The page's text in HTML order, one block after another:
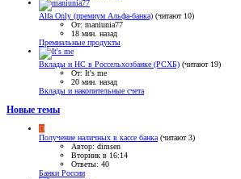
Alfa Only (премиум Альфа-банка) (читают 10)
От: maniunia77
18 мин. назад
Премиальные продукты
Вклады и НС в Россельхозбанке (РСХБ) (читают 19)
От: It's me
20 мин. назад
Вклады и накопительные счета
Новые темы
D
Получение наличных в кассе банка (читают 3)
Автор: dimsen
Вторник в 16:14
Ответы: 40
Банки России